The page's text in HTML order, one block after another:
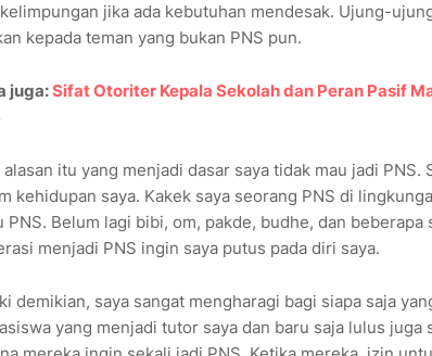
jika ada kebutuhan mendesak. Ujung-
kepada teman yang bukan PNS pun.
juga:Sifat Otoriter Kepala Sekolah dan Peran Pasif
itu yang menjadi dasar saya tidak mau jadi PNS.
kehidupan saya. Kakek saya seorang PNS di
PNS. Belum lagi bibi, om, pakde, budhe, dan beberapa
menjadi PNS ingin saya putus pada diri saya.
demikian, saya sangat mengharagi bagi siapa saja
yang menjadi tutor saya dan baru saja lulus